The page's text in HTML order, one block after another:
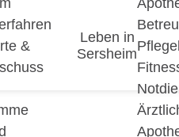
&
Leben in
Sersheim